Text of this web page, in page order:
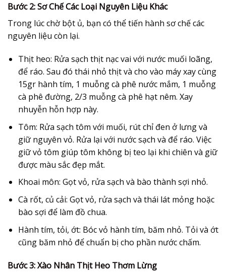
Bước 2: Sơ Chế Các Loại Nguyên Liệu Khác
Trong lúc chờ bột ủ, bạn có thể tiến hành sơ chế các
nguyên liệu còn lại.
Thịt heo: Rửa sạch thịt nạc vai với nước muối loãng,
để ráo. Sau đó thái nhỏ thịt và cho vào máy xay cùng
15gr hành tím, 1 muỗng cà phê nước mắm, 1 muỗng
cà phê đường, 2/3 muỗng cà phê hạt nêm. Xay
nhuyễn hỗn hợp này.
Tôm: Rửa sạch tôm với muối, rút chỉ đen ở lưng và
giữ nguyên vỏ. Rửa lại với nước sạch và để ráo. Việc
giữ vỏ tôm giúp tôm không bị teo lại khi chiên và giữ
được màu sắc đẹp mắt.
Khoai môn: Gọt vỏ, rửa sạch và bào thành sợi nhỏ.
Cà rốt, củ cải: Gọt vỏ, rửa sạch và thái lát mỏng hoặc
bào sợi để làm đồ chua.
Hành tím, tỏi, ớt: Bóc vỏ hành tím, băm nhỏ. Tỏi và ớt
cũng băm nhỏ để chuẩn bị cho phần nước chấm.
Bước 3: Xào Nhân Thịt Heo Thơm Lừng